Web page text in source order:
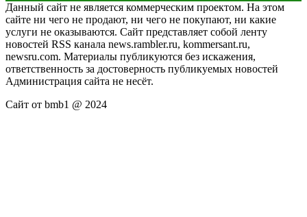
Данный сайт не является коммерческим проектом. На этом
сайте ни чего не продают, ни чего не покупают, ни какие
услуги не оказываются. Сайт представляет собой ленту
новостей RSS канала news.rambler.ru, kommersant.ru,
newsru.com. Материалы публикуются без искажения,
ответственность за достоверность публикуемых новостей
Администрация сайта не несёт.
Сайт от bmb1 @ 2024